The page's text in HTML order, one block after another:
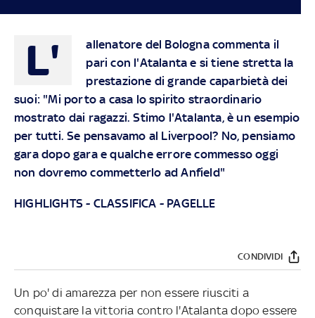
L'
allenatore del Bologna commenta il
pari con l'Atalanta e si tiene stretta la
prestazione di grande caparbietà dei
suoi: "Mi porto a casa lo spirito straordinario
mostrato dai ragazzi. Stimo l'Atalanta, è un esempio
per tutti. Se pensavamo al Liverpool? No, pensiamo
gara dopo gara e qualche errore commesso oggi
non dovremo commetterlo ad Anfield"
HIGHLIGHTS - CLASSIFICA - PAGELLE
CONDIVIDI
Un po' di amarezza per non essere riusciti a
conquistare la vittoria contro l'Atalanta dopo essere